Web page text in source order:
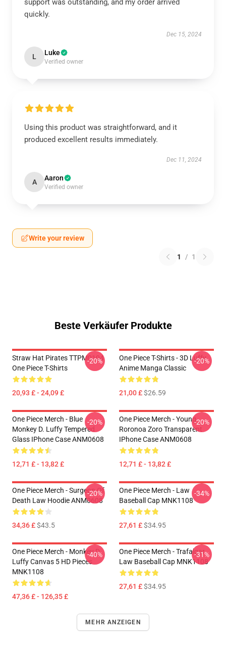
support was outstanding, and my order arrived
quickly.
Dec 15, 2024
L Luke
Verified owner
Using this product was straightforward, and it
produced excellent results immediately.
Dec 11, 2024
A Aaron
Verified owner
Write your review
1 / 1
Beste Verkäufer Produkte
Straw Hat Pirates TTPM0104
One Piece T-Shirts
20,93 £ - 24,09 £
-20%
One Piece T-Shirts - 3D Luffy
Anime Manga Classic
21,00 £$26.59
-20%
One Piece Merch - Blue
Monkey D. Luffy Tempered
Glass IPhone Case ANM0608
12,71 £ - 13,82 £
-20%
One Piece Merch - Young
Roronoa Zoro Transparent
IPhone Case ANM0608
12,71 £ - 13,82 £
-20%
One Piece Merch - Surgeon Of
Death Law Hoodie ANM0608
34,36 £$43.5
-20%
One Piece Merch - Law
Baseball Cap MNK1108
27,61 £$34.95
-34%
One Piece Merch - Monkey D.
Luffy Canvas 5 HD Pieces
MNK1108
47,36 £ - 126,35 £
-40%
One Piece Merch - Trafalgar
Law Baseball Cap MNK1108
27,61 £$34.95
-31%
MEHR ANZEIGEN